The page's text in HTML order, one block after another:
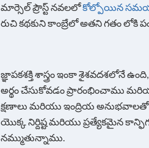
మార్సెల్ ప్రౌస్ట్ నవలలోకోల్పోయిన
రుచి కథకుని కాంబ్రేలో అతని గతం లోకి
జ్ఞాపకశక్తి శాస్త్రం ఇంకా శైశవదశలోనే
అర్థం చేసుకోవడం ప్రారంభించాము
క్షణాలు మరియు ఇంద్రియ
యొక్క నిర్దిష్ట మరియు ప్రత్యేకమైన
నమ్ముతున్నాము.